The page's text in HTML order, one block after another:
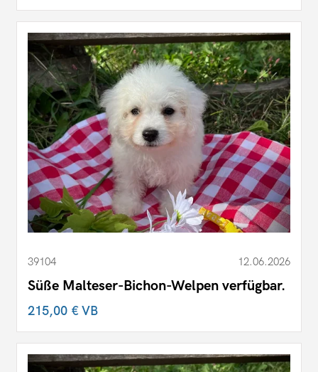
39104 12.06.2026
Süße Malteser-Bichon-Welpen verfügbar.
215,00 €VB